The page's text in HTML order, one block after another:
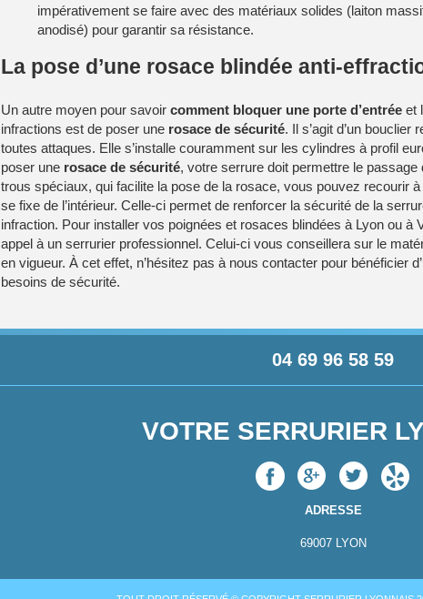
impérativement se faire avec des matériaux solides (laiton
anodisé) pour garantir sa résistance.
La pose d’une rosace blindée anti-
Un autre moyen pour savoir comment bloquer une porte d’entrée et
infractions est de poser une rosace de sécurité. Il s’agit d’un
toutes attaques. Elle s’installe couramment sur les cylindres à profil
poser une rosace de sécurité, votre serrure doit permettre le
trous spéciaux, qui facilite la pose de la rosace, vous pouvez recourir à
se fixe de l’intérieur. Celle-ci permet de renforcer la sécurité de la
infraction. Pour installer vos poignées et rosaces blindées à Lyon ou à
appel à un serrurier professionnel. Celui-ci vous conseillera sur le
en vigueur. À cet effet, n’hésitez pas à nous contacter pour bénéficier
besoins de sécurité.
04 69 96 58 59
VOTRE SERRURIER
ADRESSE
69007 LYON